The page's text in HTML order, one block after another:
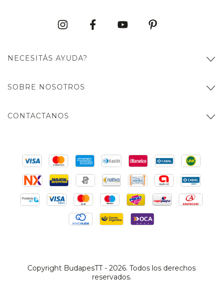
NECESITÁS AYUDA?
SOBRE NOSOTROS
CONTACTANOS
Copyright BudapesTT - 2026. Todos los derechos
reservados.